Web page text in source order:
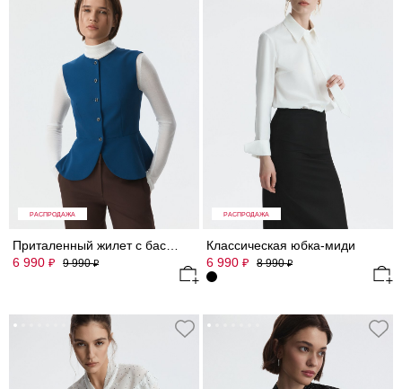
РАСПРОДАЖА
6 990 ₽ 9 990₽
РАСПРОДАЖА
Классическая юбка-миди
6 990 ₽ 8 990₽